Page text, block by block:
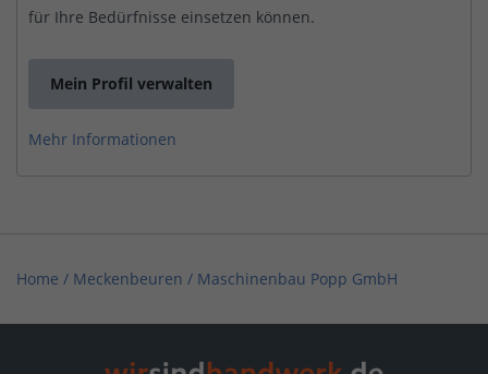
für Ihre Bedürfnisse einsetzen können.
Mein Profil verwalten
Mehr Informationen
Home / Meckenbeuren / Maschinenbau Popp GmbH